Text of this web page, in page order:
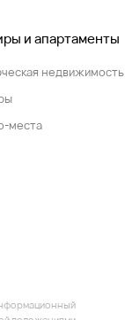
и апартаменты
недвижимость
места